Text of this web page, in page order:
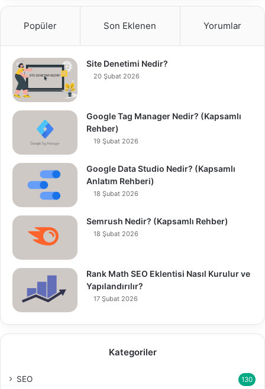
Popüler Son Eklenen Yorumlar
Site Denetimi Nedir?
20 Şubat 2026
Google Tag Manager Nedir? (Kapsamlı
Rehber)
19 Şubat 2026
Google Data Studio Nedir? (Kapsamlı
Anlatım Rehberi)
18 Şubat 2026
Semrush Nedir? (Kapsamlı Rehber)
18 Şubat 2026
Rank Math SEO Eklentisi Nasıl Kurulur ve
Yapılandırılır?
17 Şubat 2026
Kategoriler
SEO 130